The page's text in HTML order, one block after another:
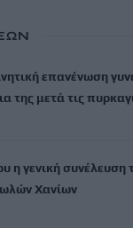
επανένωση
της μετά τις
η γενική συνέλευση
Χανίων